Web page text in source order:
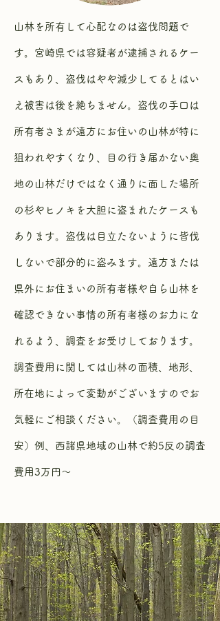
山林を所有して心配なのは盗伐問題で
す。宮崎県では容疑者が逮捕されるケー
スもあり、盗伐はやや減少してるとはい
え被害は後を絶ちません。盗伐の手口は
所有者さまが遠方にお住いの山林が特に
狙われやすくなり、目の行き届かない奥
地の山林だけではなく通りに面した場所
の杉やヒノキを大胆に盗まれたケースも
あります。盗伐は目立たないように皆伐
しないで部分的に盗みます。遠方または
県外にお住まいの所有者様や自ら山林を
確認できない事情の所有者様のお力にな
れるよう、調査をお受けしております。
調査費用に関しては山林の面積、地形、
所在地によって変動がございますのでお
気軽にご相談ください。（調査費用の目
安）例、西諸県地域の山林で約5反の調査
費用3万円～